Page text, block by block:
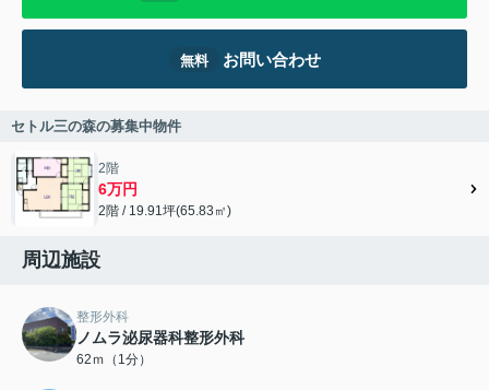
無料 お問い合わせ
セトル三の森の募集中物件
2階
6万円
2階 / 19.91坪(65.83㎡)
周辺施設
整形外科
ノムラ泌尿器科整形外科
62ｍ（1分）